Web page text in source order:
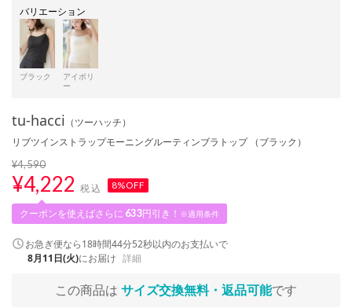
バリエーション
ブラック
アイボリ
ー
tu-hacci （ツーハッチ）
リブツインストラップモーニングルーティンブラトップ （ブラック）
¥4,590
¥4,222 税込 8%OFF
クーポンを使えばさらに 633円引き！ ※適用条件
お急ぎ便なら18時間44分51秒以内のお支払いで
8月11日(火)にお届け 詳細
この商品は サイズ交換無料・返品可能です